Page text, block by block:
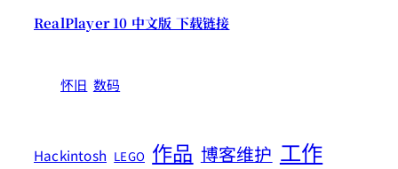
RealPlayer 10 中文版 下载链接
怀旧 数码
Hackintosh LEGO 作品 博客维护 工作